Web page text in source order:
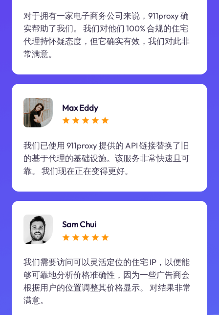
对于拥有一家电子商务公司来说，911proxy 确
实帮助了我们。 我们对他们 100% 合规的住宅
代理持怀疑态度，但它确实有效，我们对此非
常满意。
Max Eddy
我们已使用 911proxy 提供的 API 链接替换了旧
的基于代理的基础设施。该服务非常快速且可
靠。 我们现在正在变得更好。
Sam Chui
我们需要访问可以灵活定位的住宅 IP，以便能
够可靠地分析价格准确性，因为一些广告商会
根据用户的位置调整其价格显示。 对结果非常
满意。